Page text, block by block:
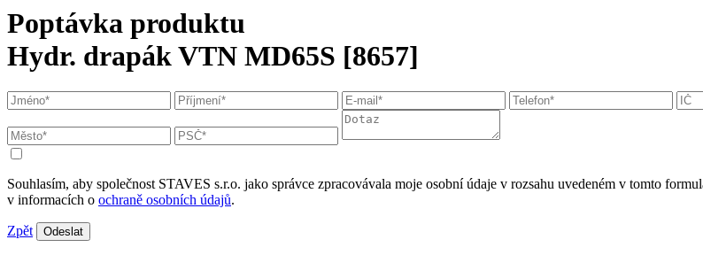
Poptávka produktu
Hydr. drapák VTN MD65S [8657]
Souhlasím, aby společnost STAVES s.r.o. jako správce zpracovávala moje osobní údaje v rozsahu uvedeném v tomto
v informacích o ochraně osobních údajů.
Zpět Odeslat